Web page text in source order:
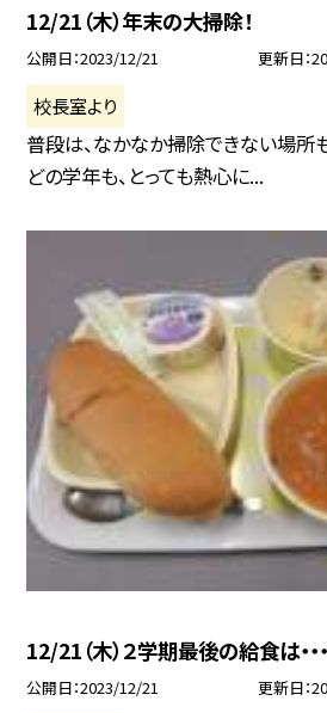
12/21（木）年末の大掃除！
公開日 2023/12/21 更新日
校長室より
普段は、なかなか掃除できない場所
どの学年も、とっても熱心に...
12/21（木）２学期最後の給食は・
公開日 2023/12/21 更新日